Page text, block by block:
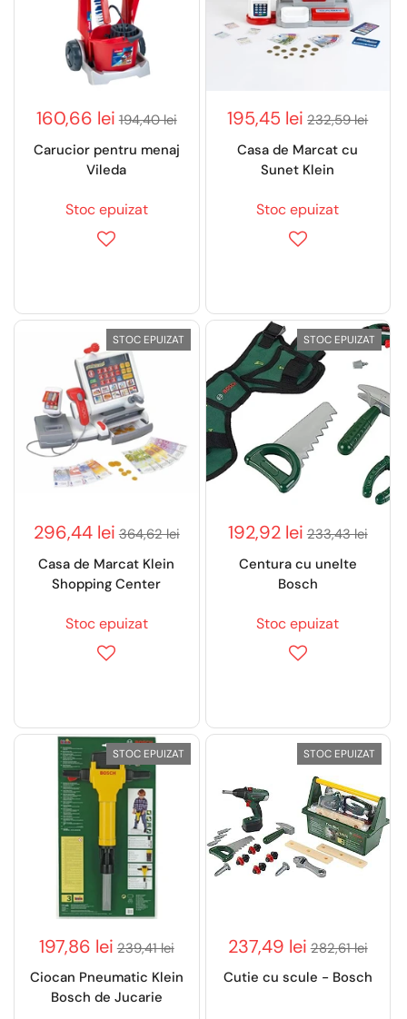
160,66 lei 194,40 lei
Carucior pentru menaj
Vileda
Stoc epuizat
195,45 lei 232,59 lei
Casa de Marcat cu
Sunet Klein
Stoc epuizat
296,44 lei 364,62 lei
Casa de Marcat Klein
Shopping Center
Stoc epuizat
STOC EPUIZAT
192,92 lei 233,43 lei
Centura cu unelte
Bosch
Stoc epuizat
STOC EPUIZAT
197,86 lei 239,41 lei
Ciocan Pneumatic Klein
Bosch de Jucarie
STOC EPUIZAT
237,49 lei 282,61 lei
Cutie cu scule - Bosch
STOC EPUIZAT